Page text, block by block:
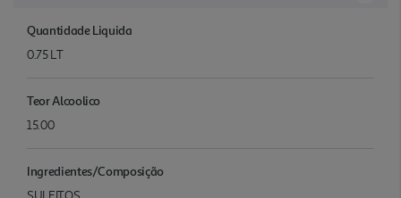
Quantidade Liquida
0.75 LT
Teor Alcoolico
15.00
Ingredientes/Composição